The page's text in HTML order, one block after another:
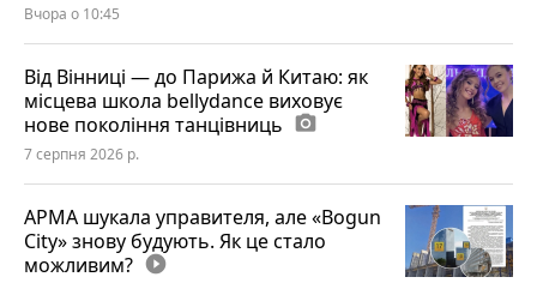
Вчора о 10:45
Від Вінниці — до Парижа й Китаю: як
місцева школа bellydance виховує
нове покоління танцівниць photo_camera
7 серпня 2026 р.
АРМА шукала управителя, але «Bogun
City» знову будують. Як це стало
можливим? play_circle_filled